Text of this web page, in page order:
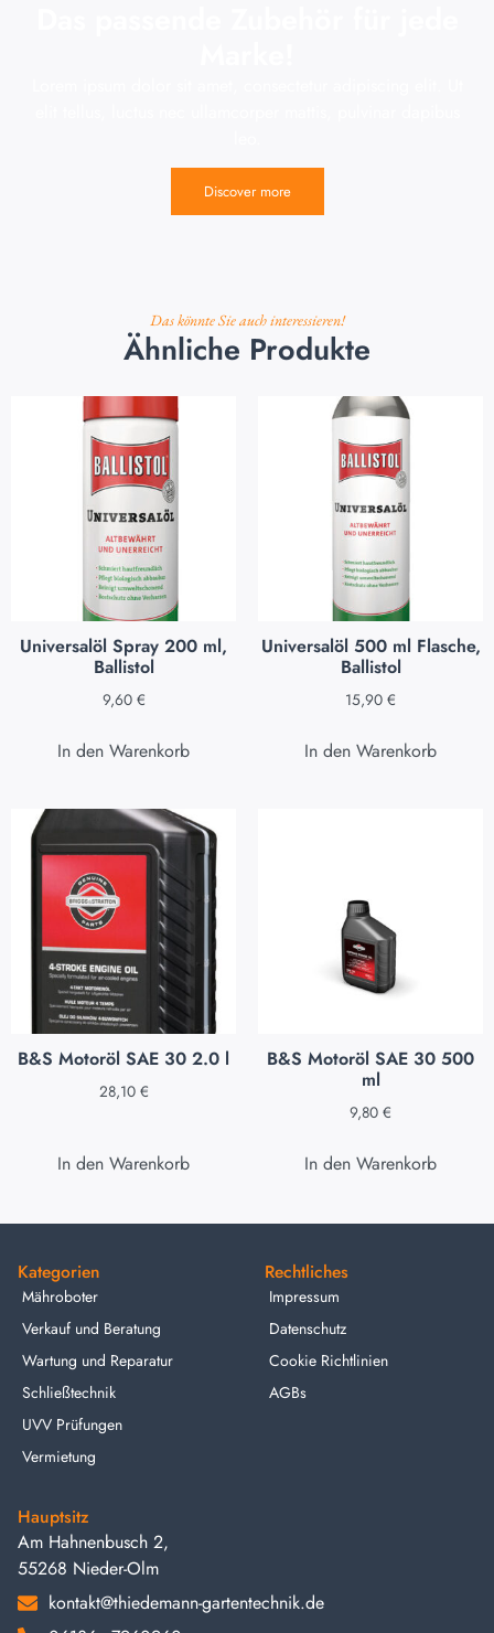
Discover more
Das könnte Sie auch interessieren!
Ähnliche Produkte
Universalöl Spray 200 ml,
Ballistol
9,60 €
In den Warenkorb
Universalöl 500 ml Flasche,
Ballistol
15,90 €
In den Warenkorb
B&S Motoröl SAE 30 2.0 l
28,10 €
In den Warenkorb
B&S Motoröl SAE 30 500
ml
9,80 €
In den Warenkorb
Kategorien
Mähroboter
Verkauf und Beratung
Wartung und Reparatur
Schließtechnik
UVV Prüfungen
Vermietung
Rechtliches
Impressum
Datenschutz
Cookie Richtlinien
AGBs
Hauptsitz
Am Hahnenbusch 2,
55268 Nieder-Olm
kontakt@thiedemann-gartentechnik.de